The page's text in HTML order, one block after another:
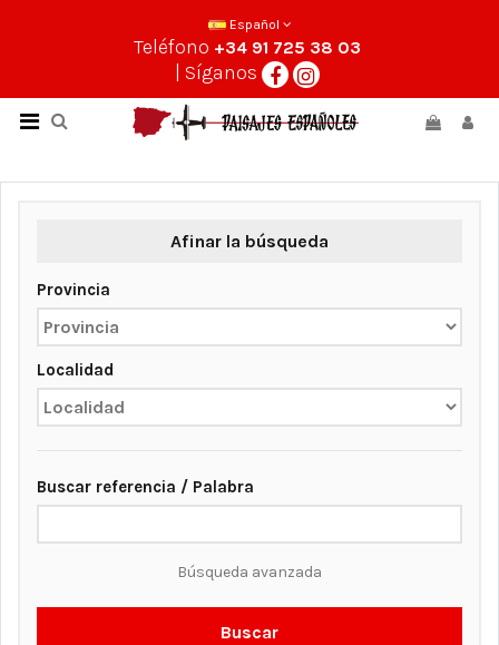
Español
Teléfono +34 91 725 38 03
| Síganos
Afinar la búsqueda
Provincia
Localidad
Buscar referencia / Palabra
Búsqueda avanzada
Buscar